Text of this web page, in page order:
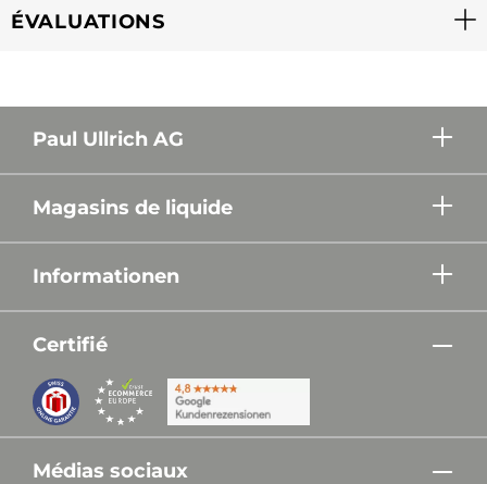
ÉVALUATIONS
Paul Ullrich AG
Magasins de liquide
Informationen
Certifié
Médias sociaux